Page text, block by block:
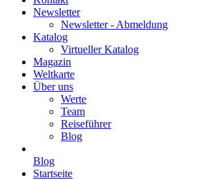
Newsletter
Newsletter - Abmeldung
Katalog
Virtueller Katalog
Magazin
Weltkarte
Über uns
Werte
Team
Reiseführer
Blog
Blog
Startseite